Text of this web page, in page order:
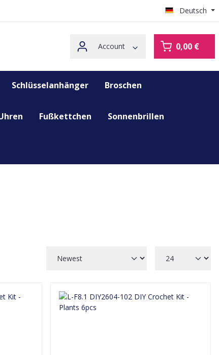
Deutsch
Account 0,00 €
Schlüsselanhänger Broschen
Fußkettchen Sonnenbrillen